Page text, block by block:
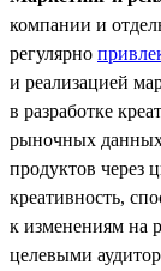
компании и
регулярно
и реализацией
в разработке
рыночных
продуктов через
креативность,
к изменениям на
целевыми